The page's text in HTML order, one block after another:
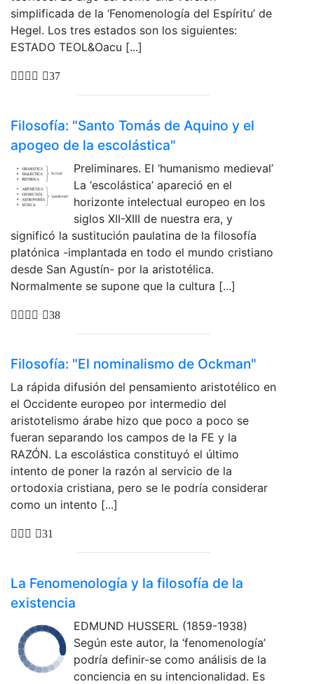
simplificada de la ‘Fenomenología del Espíritu’ de
Hegel. Los tres estados son los siguientes:
ESTADO TEOL&Oacu [...]
37
Filosofía: "Santo Tomás de Aquino y el
apogeo de la escolástica"
Preliminares. El ‘humanismo medieval’
La ‘escolástica’ apareció en el
horizonte intelectual europeo en los
siglos XII-XIII de nuestra era, y
significó la sustitución paulatina de la filosofía
platónica -implantada en todo el mundo cristiano
desde San Agustín- por la aristotélica.
Normalmente se supone que la cultura [...]
38
Filosofía: "El nominalismo de Ockman"
La rápida difusión del pensamiento aristotélico en
el Occidente europeo por intermedio del
aristotelismo árabe hizo que poco a poco se
fueran separando los campos de la FE y la
RAZÓN. La escolástica constituyó el último
intento de poner la razón al servicio de la
ortodoxia cristiana, pero se le podría considerar
como un intento [...]
31
La Fenomenología y la filosofía de la
existencia
EDMUND HUSSERL (1859-1938)
Según este autor, la ‘fenomenología’
podría definir-se como análisis de la
conciencia en su intencionalidad. Es